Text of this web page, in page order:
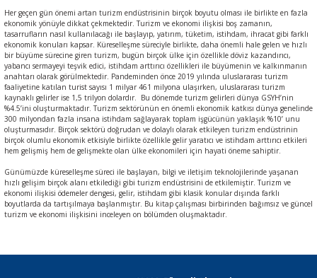
Her geçen gün önemi artan turizm endüstrisinin birçok boyutu olması ile birlikte en fazla
ekonomik yönüyle dikkat çekmektedir. Turizm ve ekonomi ilişkisi boş zamanın,
tasarrufların nasıl kullanılacağı ile başlayıp, yatırım, tüketim, istihdam, ihracat gibi farklı
ekonomik konuları kapsar. Küreselleşme süreciyle birlikte, daha önemli hale gelen ve hızlı
bir büyüme sürecine giren turizm, bugün birçok ülke için özellikle döviz kazandırıcı,
yabancı sermayeyi teşvik edici, istihdam arttırıcı özellikleri ile büyümenin ve kalkınmanın
anahtarı olarak görülmektedir. Pandeminden önce 2019 yılında uluslararası turizm
faaliyetine katılan turist sayısı 1 milyar 461 milyona ulaşırken, uluslararası turizm
kaynaklı gelirler ise 1,5 trilyon dolardır. Bu dönemde turizm gelirleri dünya GSYH’nin
%4.5’ini oluşturmaktadır. Turizm sektörünün en önemli ekonomik katkısı dünya genelinde
300 milyondan fazla insana istihdam sağlayarak toplam işgücünün yaklaşık %10’ unu
oluşturmasıdır. Birçok sektörü doğrudan ve dolaylı olarak etkileyen turizm endüstrinin
birçok olumlu ekonomik etkisiyle birlikte özellikle gelir yaratıcı ve istihdam arttırıcı etkileri
hem gelişmiş hem de gelişmekte olan ülke ekonomileri için hayati öneme sahiptir.
Günümüzde küreselleşme süreci ile başlayan, bilgi ve iletişim teknolojilerinde yaşanan
hızlı gelişim birçok alanı etkilediği gibi turizm endüstrisini de etkilemiştir. Turizm ve
ekonomi ilişkisi ödemeler dengesi, gelir, istihdam gibi klasik konular dışında farklı
boyutlarda da tartışılmaya başlanmıştır. Bu kitap çalışması birbirinden bağımsız ve güncel
turizm ve ekonomi ilişkisini inceleyen on bölümden oluşmaktadır.